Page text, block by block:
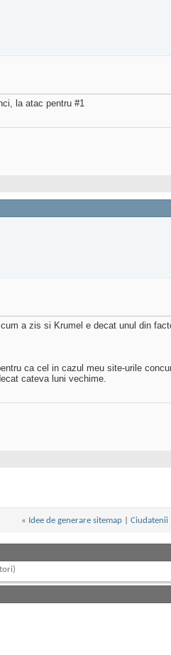
la atac pentru #1
a zis si Krumel e decat unul din
ca cel in cazul meu site-urile
cateva luni vechime.
« Idee de generare sitemap| Ciudatenii